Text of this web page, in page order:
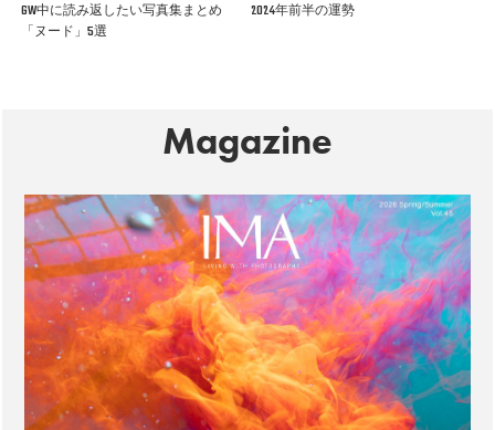
GW中に読み返したい写真集まとめ
「ヌード」5選
2024年前半の運勢
Magazine